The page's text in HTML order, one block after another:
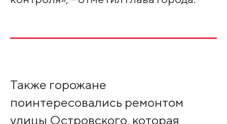
Также горожане
поинтересовались ремонтом
улицы Островского, которая